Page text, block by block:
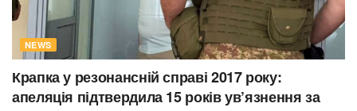
NEWS
Крапка у резонансній справі 2017 року:
апеляція підтвердила 15 років ув’язнення за